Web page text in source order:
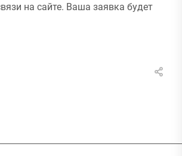
на сайте. Ваша заявка будет